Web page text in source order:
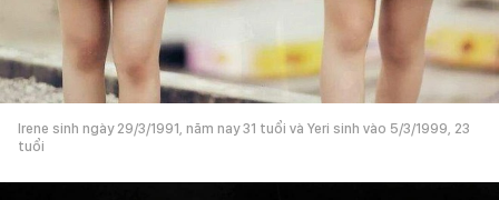
Irene sinh ngày 29/3/1991, năm nay 31 tuổi và Yeri sinh vào 5/3/1999, 23
tuổi